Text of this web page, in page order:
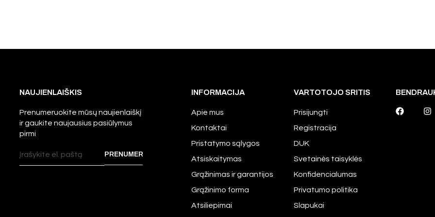
NAUJIENLAIŠKIS
Prenumeruokite mūsų naujienlaiškį
ir gaukite naujausius pasiūlymus
pirmi
INFORMACIJA
Apie mus
Kontaktai
Pristatymo sąlygos
Atsiskaitymas
Grąžinimas ir garantijos
Grąžinimo forma
Atsiliepimai
VARTOTOJO SRITIS
Prisijungti
Registracija
DUK
Svetainės taisyklės
Konfidencialumas
Privatumo politika
Slapukai